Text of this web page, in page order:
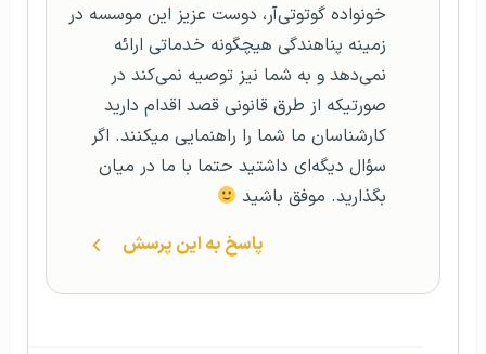
خونواده گوتوتی‌آر، دوست عزیز این موسسه در
زمینه پناهندگی هیچگونه خدماتی ارائه
نمی‌دهد و به شما نیز توصیه نمی‌کند در
صورتیکه از طرق قانونی قصد اقدام دارید
کارشناسان ما شما را راهنمایی میکنند. اگر
سؤال دیگه‌ای داشتید حتما با ما در میان
بگذارید. موفق باشید
پاسخ به این پرسش